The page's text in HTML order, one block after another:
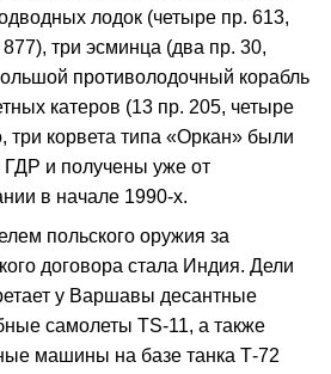
лодок (четыре пр. 613,
три эсминца (два пр. 30,
противолодочный корабль
катеров (13 пр. 205, четыре
три корвета типа «Оркан» были
и получены уже от
в начале 1990-х.
польского оружия за
договора стала Индия. Дели
у Варшавы десантные
самолеты TS-11, а также
машины на базе танка Т-72